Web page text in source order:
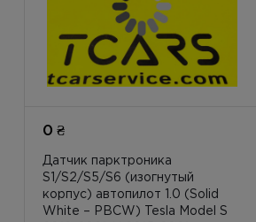
0 ₴
Датчик парктроника
S1/S2/S5/S6 (изогнутый
корпус) автопилот 1.0 (Solid
White – PBCW) Tesla Model S